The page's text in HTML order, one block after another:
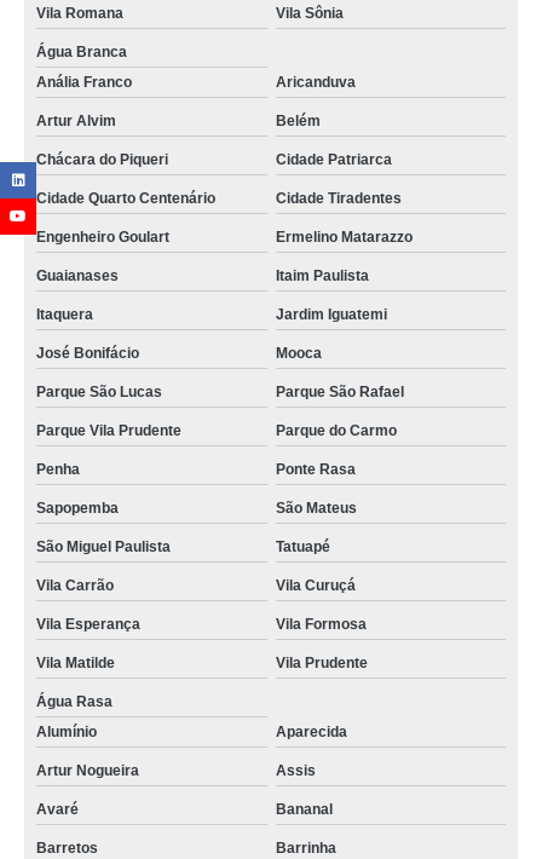
tubo alumínio para ar comprimido Cidade Patriarca
empresas de tubo de alumínio ar comprimido Vila Marisa Mazzei
tubo em alumínio ar comprimido orçamento Santa Rita do Ribeira
empresas de tubo ar comprimido alumínio Vila Carrão
tubo alumínio ar comprimido Bragança Paulista
tubo para ar comprimido em alumínio orçamento Leme
distribuidores de tubo em alumínio para ar comprimido Jardim das Acácias
empresas de tubo de alumínio de ar comprimido Ouro Preto
Vila Romana Vila Sônia
Água Branca
Anália Franco
Aricanduva
Artur Alvim Belém
Chácara do Piqueri Cidade Patriarca
Cidade Quarto Centenário Cidade Tiradentes
Engenheiro Goulart Ermelino Matarazzo
Guaianases Itaim Paulista
Itaquera Jardim Iguatemi
José Bonifácio Mooca
Parque São Lucas Parque São Rafael
Parque Vila Prudente Parque do Carmo
Penha Ponte Rasa
Sapopemba São Mateus
São Miguel Paulista Tatuapé
Vila Carrão Vila Curuçá
Vila Esperança Vila Formosa
Vila Matilde Vila Prudente
Água Rasa
Alumínio
Aparecida
Artur Nogueira Assis
Avaré Bananal
Barretos Barrinha